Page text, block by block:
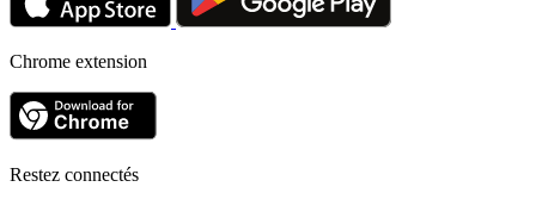
Chrome extension
Restez connectés